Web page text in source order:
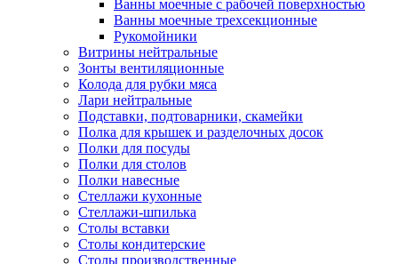
Ванны моечные с рабочей поверхностью
Ванны моечные трехсекционные
Рукомойники
Витрины нейтральные
Зонты вентиляционные
Колода для рубки мяса
Лари нейтральные
Подставки, подтоварники, скамейки
Полка для крышек и разделочных досок
Полки для посуды
Полки для столов
Полки навесные
Стеллажи кухонные
Стеллажи-шпилька
Столы вставки
Столы кондитерские
Столы производственные